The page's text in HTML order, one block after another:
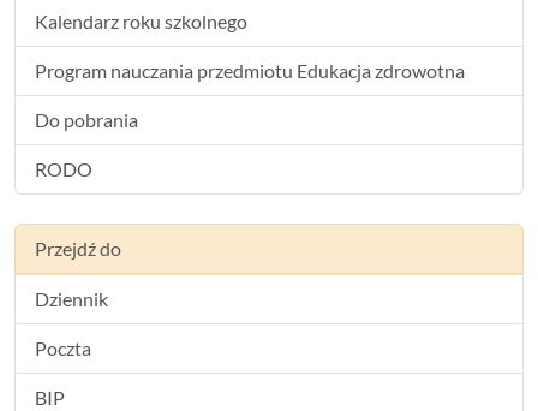
Kalendarz roku szkolnego
Program nauczania przedmiotu Edukacja zdrowotna
Do pobrania
RODO
Przejdź do
Dziennik
Poczta
BIP